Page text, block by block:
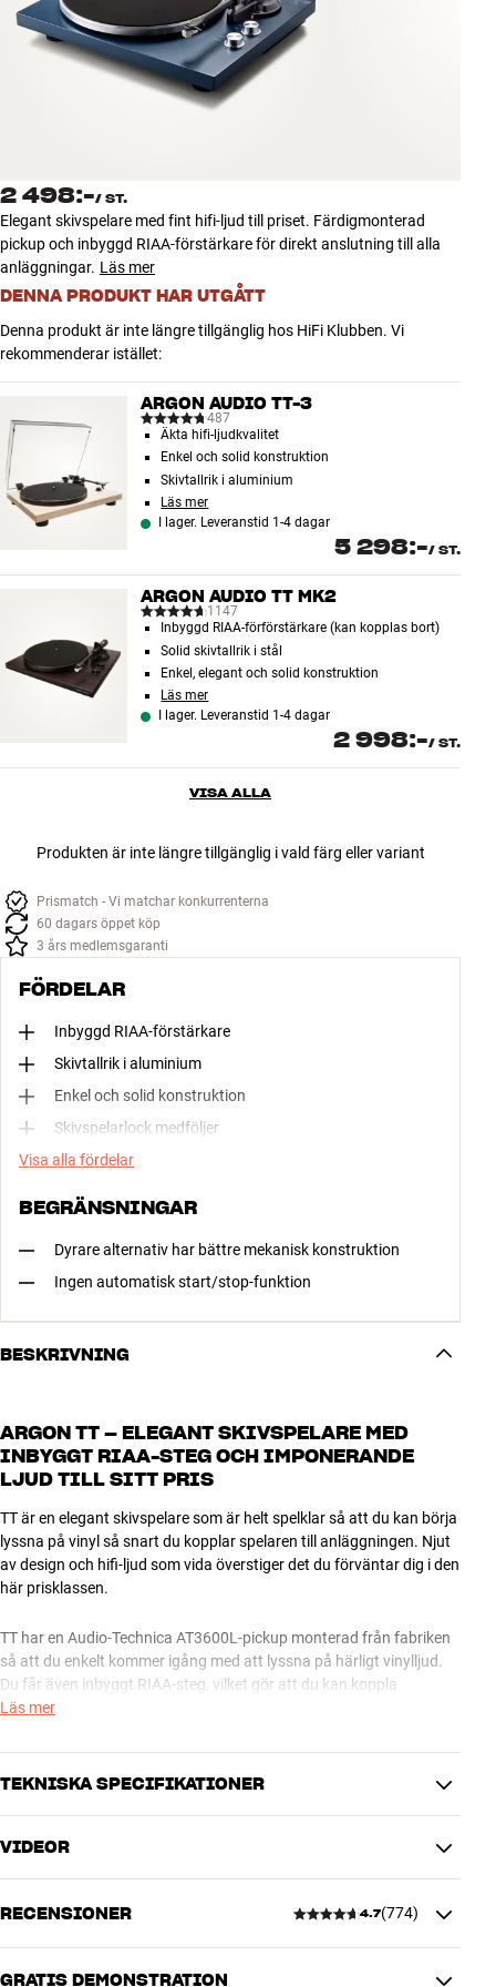
Tillbehör
INSPIRATION
NYHETER
ERBJUDANDEN
Hitta Butik
Kundtjänst
Logga in
Företag
2 498:-/ ST.
Elegant skivspelare med fint hifi-ljud till priset. Färdigmonterad
pickup och inbyggd RIAA-förstärkare för direkt anslutning till alla
anläggningar. Läs mer
DENNA PRODUKT HAR UTGÅTT
Denna produkt är inte längre tillgänglig hos HiFi Klubben. Vi
rekommenderar istället:
ARGON AUDIO TT-3
487
Äkta hifi-ljudkvalitet
Enkel och solid konstruktion
Skivtallrik i aluminium
Läs mer
I lager. Leveranstid 1-4 dagar
5 298:-/ ST.
ARGON AUDIO TT MK2
1147
Inbyggd RIAA-förförstärkare (kan kopplas bort)
Solid skivtallrik i stål
Enkel, elegant och solid konstruktion
Läs mer
I lager. Leveranstid 1-4 dagar
2 998:-/ ST.
VISA ALLA
Produkten är inte längre tillgänglig i vald färg eller variant
Prismatch - Vi matchar konkurrenterna
60 dagars öppet köp
3 års medlemsgaranti
FÖRDELAR
Inbyggd RIAA-förstärkare
Skivtallrik i aluminium
Enkel och solid konstruktion
Skivspelarlock medföljer
Visa alla fördelar
BEGRÄNSNINGAR
Dyrare alternativ har bättre mekanisk konstruktion
Ingen automatisk start/stop-funktion
BESKRIVNING
ARGON TT – ELEGANT SKIVSPELARE MED
INBYGGT RIAA-STEG OCH IMPONERANDE
LJUD TILL SITT PRIS
TT är en elegant skivspelare som är helt spelklar så att du kan börja
lyssna på vinyl så snart du kopplar spelaren till anläggningen. Njut
av design och hifi-ljud som vida överstiger det du förväntar dig i den
här prisklassen.
TT har en Audio-Technica AT3600L-pickup monterad från fabriken
så att du enkelt kommer igång med att lyssna på härligt vinylljud.
Du får även inbyggt RIAA-steg, vilket gör att du kan koppla
skivspelaren direkt till vilken anläggning eller vilka aktiva högtalare
Skivtallriken har ett solitt utförande i aluminium. TT har två rattar.
TT finns i flera färger. Skivspelarlock, RCA-kabel och fötter
Läs mer
TEKNISKA SPECIFIKATIONER
PRODUKTINFORMATION
Automatisering
VIDEOR
RECENSIONER 4.7(774)
GRATIS DEMONSTRATION